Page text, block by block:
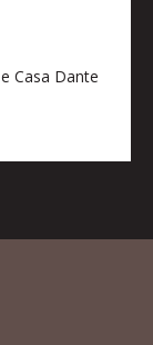
Casa Dante